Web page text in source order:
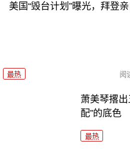
美国“毁台计划”曝光，拜登
最热 阅
萧美琴撂
配”的底色
最热